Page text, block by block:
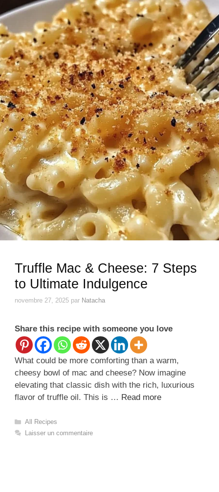
Truffle Mac & Cheese: 7 Steps
to Ultimate Indulgence
novembre 27, 2025 par Natacha
Share this recipe with someone you love
What could be more comforting than a warm,
cheesy bowl of mac and cheese? Now imagine
elevating that classic dish with the rich, luxurious
flavor of truffle oil. This is … Read more
Catégories
All Recipes
Laisser un commentaire